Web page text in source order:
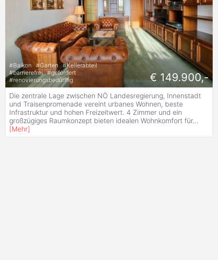
#Balkon #Garten #Kellerabteil
#barrierefrei #gefördert
#renovierungsbedürftig € 149.900,-
Die zentrale Lage zwischen NÖ Landesregierung, Innenstadt
und Traisenpromenade vereint urbanes Wohnen, beste
Infrastruktur und hohen Freizeitwert. 4 Zimmer und ein
großzügiges Raumkonzept bieten idealen Wohnkomfort für...
[Mehr]